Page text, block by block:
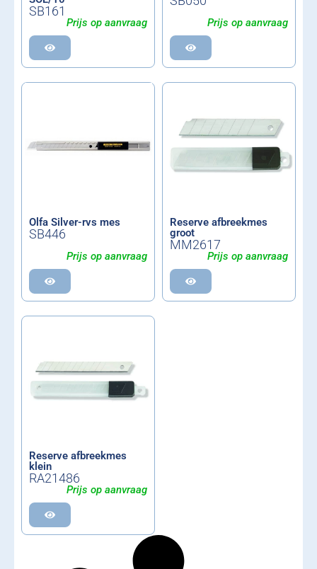
SB161
Prijs op aanvraag Prijs op aanvraag
Olfa Silver-rvs mes
SB446
Prijs op aanvraag
Reserve afbreekmes
groot
MM2617
Prijs op aanvraag
Reserve afbreekmes
klein
RA21486
Prijs op aanvraag